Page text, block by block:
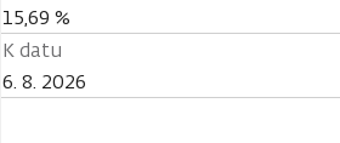
15,69 %
K datu
6. 8. 2026